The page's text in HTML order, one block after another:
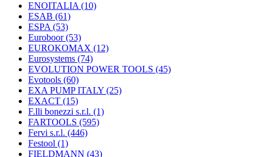
ENOITALIA (10)
ESAB (61)
ESPA (53)
Euroboor(53)
EUROKOMAX (12)
Eurosystems (74)
EVOLUTION POWER TOOLS (45)
Evotools (60)
EXA PUMP ITALY (25)
EXACT (15)
F.lli bonezzi s.r.l. (1)
FARTOOLS (595)
Fervi s.r.l. (446)
Festool (1)
FIELDMANN (43)